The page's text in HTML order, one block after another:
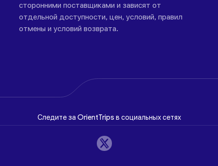
сторонними поставщиками и зависят от
отдельной доступности, цен, условий, правил
отмены и условий возврата.
Следите за OrientTrips в социальных сетях